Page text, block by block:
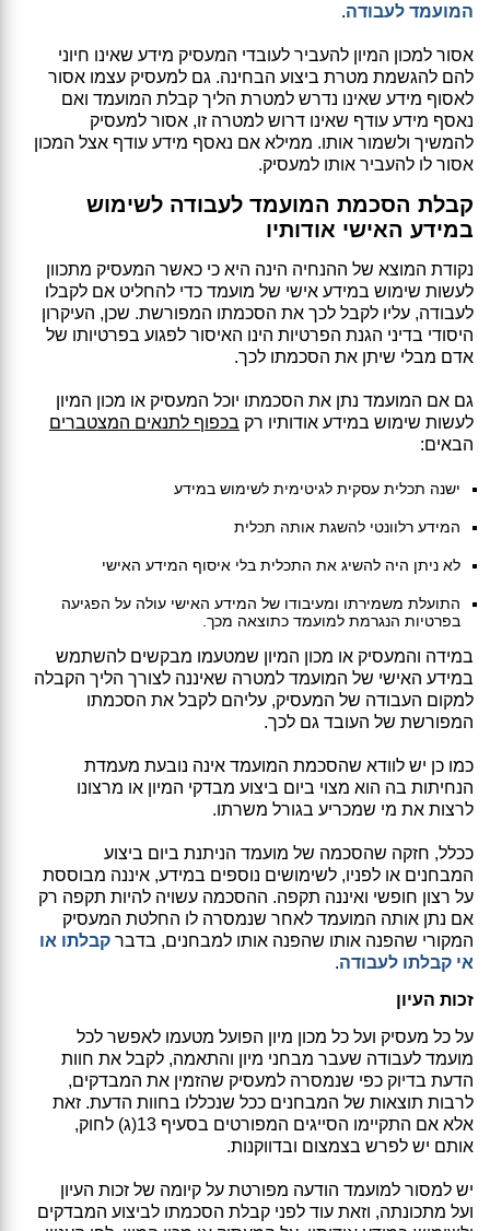
המועמד לעבודה.
אסור למכון המיון להעביר לעובדי המעסיק מידע שאינו חיוני
להם להגשמת מטרת ביצוע הבחינה. גם למעסיק עצמו אסור
לאסוף מידע שאינו נדרש למטרת הליך קבלת המועמד ואם
נאסף מידע עודף שאינו דרוש למטרה זו, אסור למעסיק
להמשיך ולשמור אותו. ממילא אם נאסף מידע עודף אצל המכון
אסור לו להעביר אותו למעסיק.
קבלת הסכמת המועמד לעבודה לשימוש
במידע האישי אודותיו
נקודת המוצא של ההנחיה הינה היא כי כאשר המעסיק מתכוון
לעשות שימוש במידע אישי של מועמד כדי להחליט אם לקבלו
לעבודה, עליו לקבל לכך את הסכמתו המפורשת. שכן, העיקרון
היסודי בדיני הגנת הפרטיות הינו האיסור לפגוע בפרטיותו של
אדם מבלי שיתן את הסכמתו לכך.
גם אם המועמד נתן את הסכמתו יוכל המעסיק או מכון המיון
לעשות שימוש במידע אודותיו רק בכפוף לתנאים המצטברים
הבאים:
ישנה תכלית עסקית לגיטימית לשימוש במידע
המידע רלוונטי להשגת אותה תכלית
לא ניתן היה להשיג את התכלית בלי איסוף המידע האישי
התועלת משמירתו ומעיבודו של המידע האישי עולה על הפגיעה
בפרטיות הנגרמת למועמד כתוצאה מכך.
במידה והמעסיק או מכון המיון שמטעמו מבקשים להשתמש
במידע האישי של המועמד למטרה שאיננה לצורך הליך הקבלה
למקום העבודה של המעסיק, עליהם לקבל את הסכמתו
המפורשת של העובד גם לכך.
כמו כן יש לוודא שהסכמת המועמד אינה נובעת מעמדת
הנחיתות בה הוא מצוי ביום ביצוע מבדקי המיון או מרצונו
לרצות את מי שמכריע בגורל משרתו.
ככלל, חזקה שהסכמה של מועמד הניתנת ביום ביצוע
המבחנים או לפניו, לשימושים נוספים במידע, איננה מבוססת
על רצון חופשי ואיננה תקפה. ההסכמה עשויה להיות תקפה רק
אם נתן אותה המועמד לאחר שנמסרה לו החלטת המעסיק
המקורי שהפנה אותו שהפנה אותו למבחנים, בדבר קבלתו או
אי קבלתו לעבודה.
זכות העיון
על כל מעסיק ועל כל מכון מיון הפועל מטעמו לאפשר לכל
מועמד לעבודה שעבר מבחני מיון והתאמה, לקבל את חוות
הדעת בדיוק כפי שנמסרה למעסיק שהזמין את המבדקים,
לרבות תוצאות של המבחנים ככל שנכללו בחוות הדעת. זאת
אלא אם התקיימו הסייגים המפורטים בסעיף 13(ג) לחוק,
אותם יש לפרש בצמצום ובדווקנות.
יש למסור למועמד הודעה מפורטת על קיומה של זכות העיון
ועל מתכונתה, וזאת עוד לפני קבלת הסכמתו לביצוע המבדקים